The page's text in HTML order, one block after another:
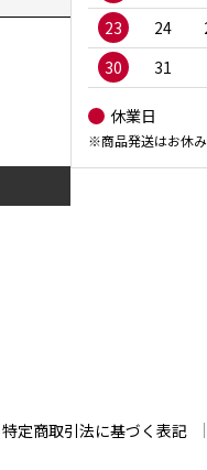
23
24
30
31
休業日
※商品発送はお休
特定商取引法に基づく表記